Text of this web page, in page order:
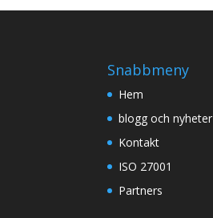
Snabbmeny
Hem
blogg och nyheter
Kontakt
ISO 27001
Partners